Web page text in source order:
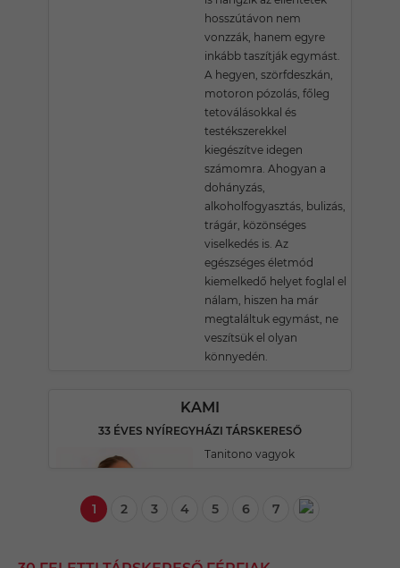
hosszútávon nem
vonzzák, hanem egyre
inkább taszítják egymást.
A hegyen, szörfdeszkán,
motoron pózolás, főleg
tetoválásokkal és
testékszerekkel
kiegészítve idegen
számomra. Ahogyan a
dohányzás,
alkoholfogyasztás, bulizás,
trágár, közönséges
viselkedés is. Az
egészséges életmód
kiemelkedő helyet foglal el
nálam, hiszen ha már
megtaláltuk egymást, ne
veszítsük el olyan
könnyedén.
KAMI
33 ÉVES NYÍREGYHÁZI TÁRSKERESŐ
Tanitono vagyok
1 2 3 4 5 6 7